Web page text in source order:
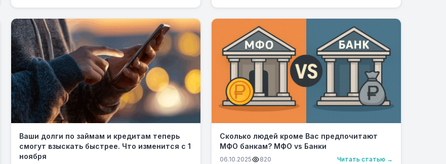
Ваши долги по займам и кредитам теперь
смогут взыскать быстрее. Что изменится с 1
ноября
Сколько людей кроме Вас предпочитают
МФО банкам? МФО vs Банки
06.10.2025 820 Читать статью →